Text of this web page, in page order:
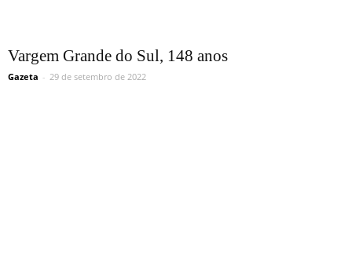
Vargem Grande do Sul, 148 anos
Gazeta - 29 de setembro de 2022